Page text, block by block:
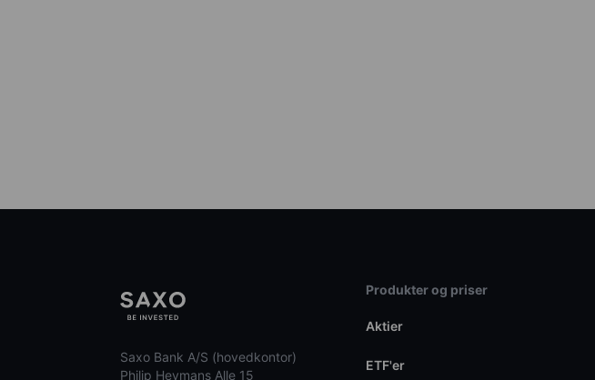
Saxo Bank A/S (hovedkontor)
Philip Heymans Alle 15
Produkter og priser
Aktier
ETF'er